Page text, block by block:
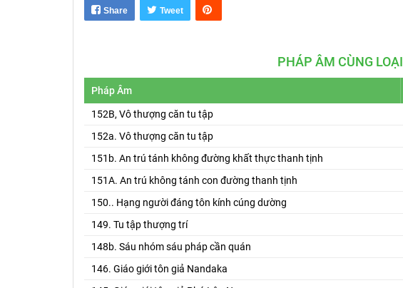
Share Tweet
PHÁP ÂM CÙNG LOẠI
Pháp Âm
152B, Vô thượng căn tu tập
152a. Vô thượng căn tu tập
151b. An trú tánh không đường khất thực thanh tịnh
151A. An trú không tánh con đường thanh tịnh
150.. Hạng người đáng tôn kính cúng dường
149. Tu tập thượng trí
148b. Sáu nhóm sáu pháp cần quán
146. Giáo giới tôn giả Nandaka